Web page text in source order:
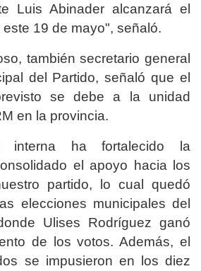
Luis Abinader alcanzará el
19 de mayo", señaló.
también secretario general
del Partido, señaló que el
se debe a la unidad
en la provincia.
interna ha fortalecido la
el apoyo hacia los
partido, lo cual quedó
elecciones municipales del
Ulises Rodríguez ganó
de los votos. Además, el
se impusieron en los diez